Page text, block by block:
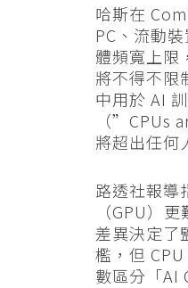
哈斯在
PC、流動
體頻寬上限
將不得不限
中用於 AI
（”CPUs
將超出任何
路透社報導
（GPU）
差異決定了
檻，但
數區分「AI